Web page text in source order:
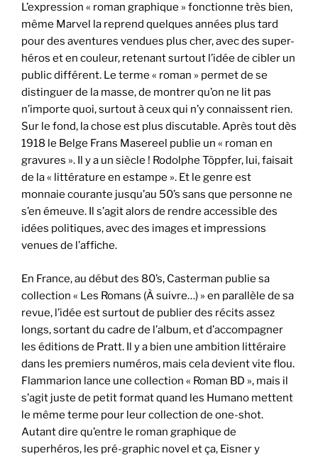
L’expression « roman graphique » fonctionne très bien,
même Marvel la reprend quelques années plus tard
pour des aventures vendues plus cher, avec des super-
héros et en couleur, retenant surtout l’idée de cibler un
public différent. Le terme « roman » permet de se
distinguer de la masse, de montrer qu’on ne lit pas
n’importe quoi, surtout à ceux qui n’y connaissent rien.
Sur le fond, la chose est plus discutable. Après tout dès
1918 le Belge Frans Masereel publie un « roman en
gravures ». Il y a un siècle ! Rodolphe Töppfer, lui, faisait
de la « littérature en estampe ». Et le genre est
monnaie courante jusqu’au 50’s sans que personne ne
s’en émeuve. Il s’agit alors de rendre accessible des
idées politiques, avec des images et impressions
venues de l’affiche.
En France, au début des 80’s, Casterman publie sa
collection « Les Romans (À suivre…) » en parallèle de sa
revue, l’idée est surtout de publier des récits assez
longs, sortant du cadre de l’album, et d’accompagner
les éditions de Pratt. Il y a bien une ambition littéraire
dans les premiers numéros, mais cela devient vite flou.
Flammarion lance une collection « Roman BD », mais il
s’agit juste de petit format quand les Humano mettent
le même terme pour leur collection de one-shot.
Autant dire qu’entre le roman graphique de
superhéros, les pré-graphic novel et ça, Eisner y